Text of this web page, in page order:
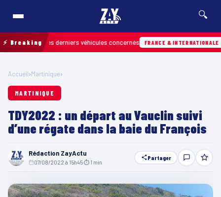
🔍
⚡ Breakingles derniers véhicules concernés FRANCE & INTERNATIONALE Hier
Accueil›Martinique›
MARTINIQUE
TDY2022 : un départ au Vauclin suivi
d’une régate dans la baie du François
Rédaction ZayActu
07/08/2022 à 15h45⏱ 1 min
Partager